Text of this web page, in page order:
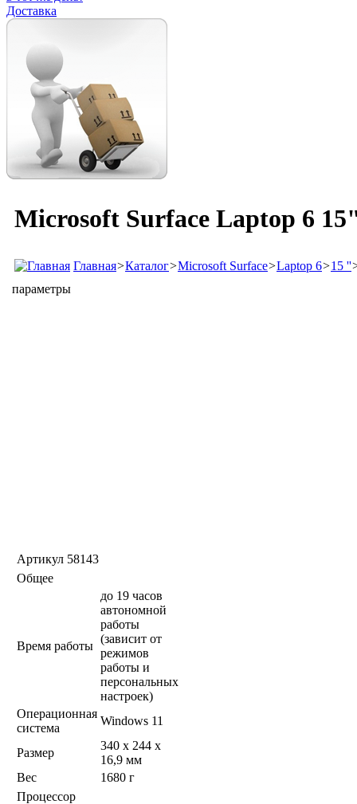
Доставка
Microsoft Surface Laptop 6
Главная>Каталог>Microsoft Surface>Laptop 6>15 ''
параметры
Артикул 58143
Общее
Время работы
до 19 часов
автономной
работы
(зависит от
режимов
работы и
персональных
настроек)
Операционная
система
Windows 11
Размер
340 x 244 x
16,9 мм
Вес
1680 г
Процессор